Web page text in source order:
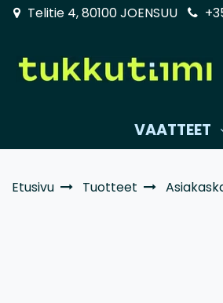
Siirry pääsisältöön
Telitie 4, 80100 JOENSUU
VAATTEET
Etusivu Tuotteet